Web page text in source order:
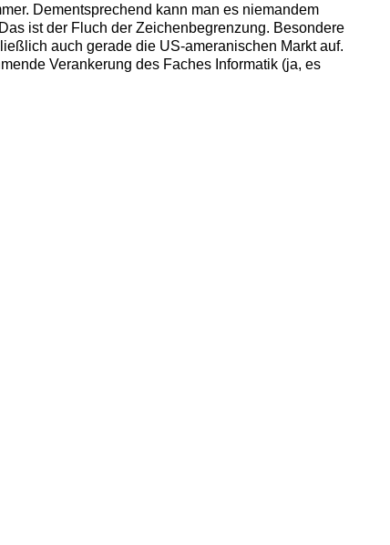
Dementsprechend kann man es niemandem
ist der Fluch der Zeichenbegrenzung. Besondere
auch gerade die US-ameranischen Markt auf.
Verankerung des Faches Informatik (ja, es